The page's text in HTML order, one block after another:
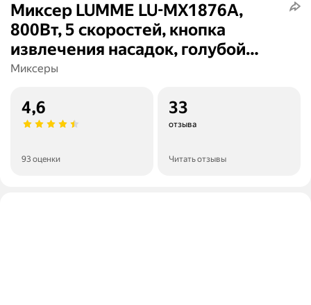
Миксер LUMME LU-MX1876A,
800Вт, 5 скоростей, кнопка
извлечения насадок, голубой
аквамарин
Миксеры
4,6
93 оценки
33
отзыва
Читать отзывы